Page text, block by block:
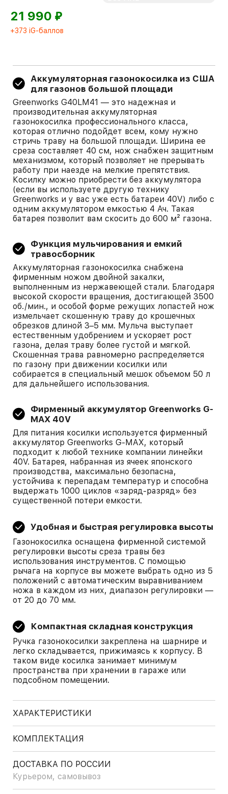
21 990 ⃏
+373 iG-баллов
Аккумуляторная газонокосилка из США
для газонов большой площади
Greenworks G40LM41 — это надежная и
производительная аккумуляторная
газонокосилка профессионального класса,
которая отлично подойдет всем, кому нужно
стричь траву на большой площади. Ширина ее
среза составляет 40 см, нож снабжен защитным
механизмом, который позволяет не прерывать
работу при наезде на мелкие препятствия.
Косилку можно приобрести без аккумулятора
(если вы используете другую технику
Greenworks и у вас уже есть батареи 40V) либо с
одним аккумулятором емкостью 4 Ач. Такая
батарея позволит вам скосить до 600 м² газона.
Функция мульчирования и емкий
травосборник
Аккумуляторная газонокосилка снабжена
фирменным ножом двойной закалки,
выполненным из нержавеющей стали. Благодаря
высокой скорости вращения, достигающей 3500
об./мин., и особой форме режущих лопастей нож
измельчает скошенную траву до крошечных
обрезков длиной 3–5 мм. Мульча выступает
естественным удобрением и ускоряет рост
газона, делая траву более густой и мягкой.
Скошенная трава равномерно распределяется
по газону при движении косилки или
собирается в специальный мешок объемом 50 л
для дальнейшего использования.
Фирменный аккумулятор Greenworks G-
MAX 40V
Для питания косилки используется фирменный
аккумулятор Greenworks G-MAX, который
подходит к любой технике компании линейки
40V. Батарея, набранная из ячеек японского
производства, максимально безопасна,
устойчива к перепадам температур и способна
выдержать 1000 циклов «заряд-разряд» без
существенной потери емкости.
Удобная и быстрая регулировка высоты
Газонокосилка оснащена фирменной системой
регулировки высоты среза травы без
использования инструментов. С помощью
рычага на корпусе вы можете выбрать одно из 5
положений с автоматическим выравниванием
ножа в каждом из них, диапазон регулировки —
от 20 до 70 мм.
Компактная складная конструкция
Ручка газонокосилки закреплена на шарнире и
легко складывается, прижимаясь к корпусу. В
таком виде косилка занимает минимум
пространства при хранении в гараже или
подсобном помещении.
ХАРАКТЕРИСТИКИ
КОМПЛЕКТАЦИЯ
ДОСТАВКА ПО РОССИИ
Курьером, самовывоз